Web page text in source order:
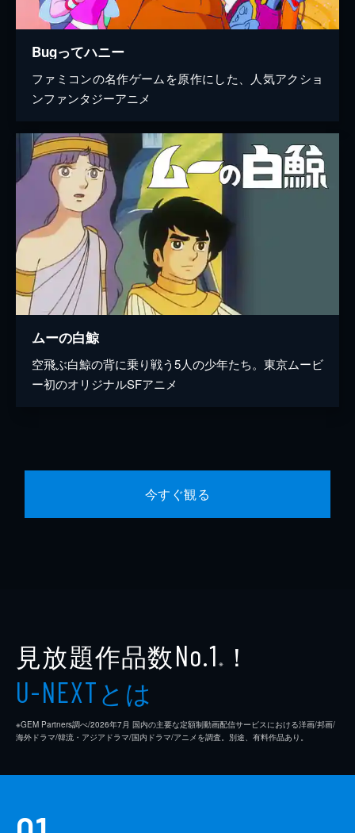
Bugってハニー
ファミコンの名作ゲームを原作にした、人気アクショ
ンファンタジーアニメ
ムーの白鯨
空飛ぶ白鯨の背に乗り戦う5人の少年たち。東京ムービ
ー初のオリジナルSFアニメ
今すぐ観る
見放題作品数No.1 ※ ！
U-NEXTとは
※GEM Partners調べ/2026年7⽉ 国内の主要な定額制動画配信サービスにおける洋画/邦画/
海外ドラマ/韓流・アジアドラマ/国内ドラマ/アニメを調査。別途、有料作品あり。